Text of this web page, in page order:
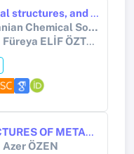
Syntheses, crystal structures, and DFT calculations of N-(Pyridin-2-ylmethylene)nicotinohydrazide dihydrate and its copper complex
Journal of the Iranian Chemical Society
Füreya ELİF ÖZTÜRKKAN
CRYSTAL STRUCTURES OF METAL(II) METHOXYBENZOATO COMPLEXES
Azer ÖZEN